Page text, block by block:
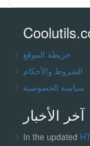
خريطة الموقع
الشروط والأحكام
سياسة الخصوصية
آخر الأخبار
In the updated